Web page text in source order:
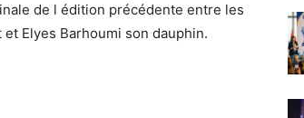
de l édition précédente entre les
Elyes Barhoumi son dauphin.